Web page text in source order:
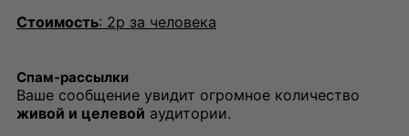
Стоимость: 2р за человека
Спам-рассылки
Ваше сообщение увидит огромное количество
живой и целевой аудитории.